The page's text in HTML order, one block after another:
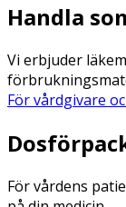
Handla
Vi erbjuder
För vårdgivare
För vårdens